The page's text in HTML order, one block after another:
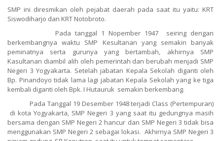
SMP ini diresmikan oleh pejabat daerah pada saat itu yaitu: KRT
Siswodiharjo dan KRT Notobroto.
Pada tanggal 1 Nopember 1947 seiring dengan
berkembangnya waktu SMP Kesultanan yang semakin banyak
peminatnya serta gurunya yang bertambah, akhirnya SMP
Kasultanan diambil alih oleh pemerintah dan berubah menjadi SMP
Negeri 3 Yogyakarta. Setelah jabatan Kepala Sekolah diganti oleh
Bp. Pinandoyo tidak lama lagi jabatan Kepala Sekolah yang ke tiga
kembali diganti oleh Bpk. I Hutauruk semakin berkembang.
Pada Tanggal 19 Desember 1948 terjadi Class (Pertempuran)
di kota Yogyakarta, SMP Negeri 3 yang saat itu gedungnya masih
bersama dengan SMP Negeri 2 hancur dan SMP Negeri 3 tidak bisa
menggunakan SMP Negeri 2 sebagai lokasi. Akhirnya SMP Negeri 3